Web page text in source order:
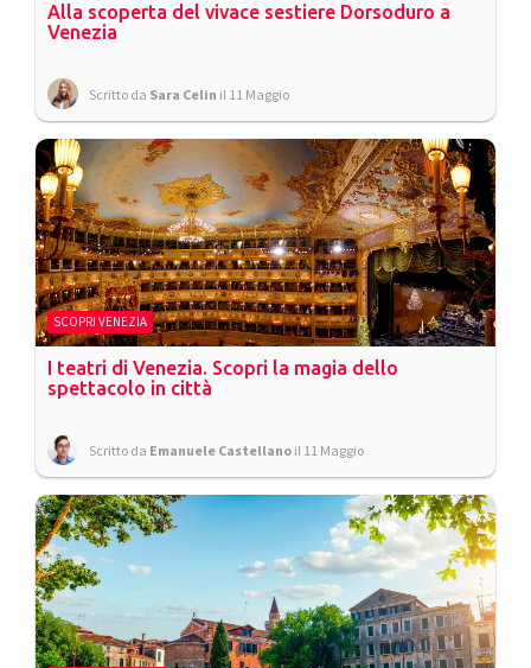
Alla scoperta del vivace sestiere Dorsoduro a
Venezia
Scritto da Sara Celin il 11 Maggio
SCOPRI VENEZIA
I teatri di Venezia. Scopri la magia dello
spettacolo in città
Scritto da Emanuele Castellano il 11 Maggio